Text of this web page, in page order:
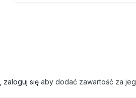
zaloguj się aby dodać zawartość za